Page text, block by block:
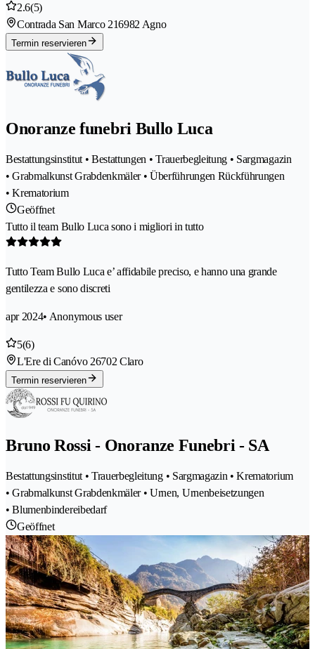
2.6(5)
Contrada San Marco 216982 Agno
Termin reservieren
Onoranze funebri Bullo Luca
Bestattungsinstitut • Bestattungen • Trauerbegleitung • Sargmagazin
• Grabmalkunst Grabdenkmäler • Überführungen Rückführungen
• Krematorium
Geöffnet
Tutto il team Bullo Luca sono i migliori in tutto
Tutto Team Bullo Luca e’ affidabile preciso, e hanno una grande
gentilezza e sono discreti
apr 2024• Anonymous user
5(6)
L'Ere di Canóvo 26702 Claro
Termin reservieren
Bruno Rossi - Onoranze Funebri - SA
Bestattungsinstitut • Trauerbegleitung • Sargmagazin • Krematorium
• Grabmalkunst Grabdenkmäler • Urnen, Urnenbeisetzungen
• Blumenbindereibedarf
Geöffnet